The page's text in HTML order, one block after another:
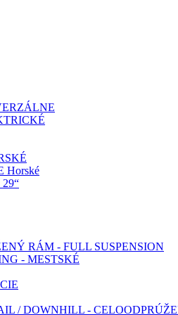
Horské
RÁM - FULL SUSPENSION
- MESTSKÉ
/ DOWNHILL -